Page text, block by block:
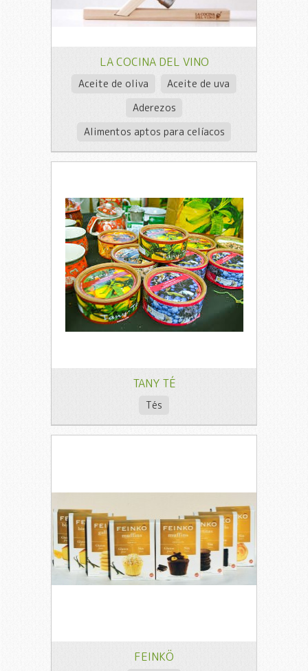
LA COCINA DEL VINO
Aceite de oliva
Aceite de uva
Aderezos
Alimentos aptos para celíacos
TANY TÉ
Tés
FEINKÖ